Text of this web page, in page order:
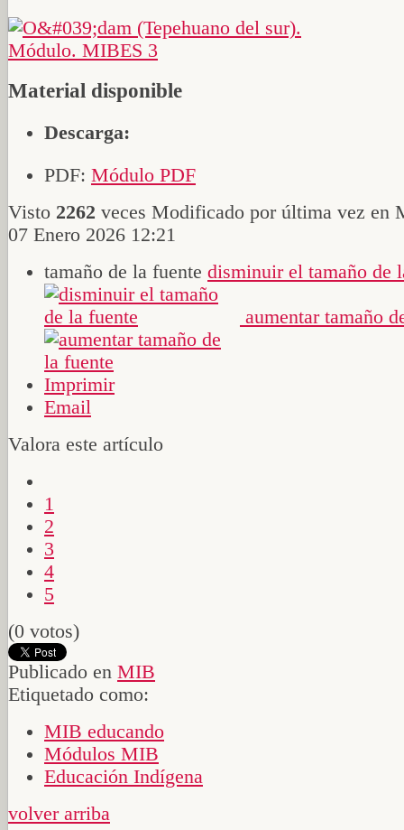
Material disponible
Descarga:
PDF: Módulo PDF
Visto 2262 veces Modificado por última vez en
07 Enero 2026 12:21
tamaño de la fuente disminuir el tamaño de
aumentar tamaño
Imprimir
Email
Valora este artículo
1
2
3
4
5
(0 votos)
Publicado en MIB
Etiquetado como:
MIB educando
Módulos MIB
Educación Indígena
volver arriba